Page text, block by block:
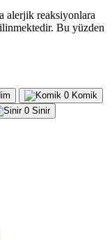
alerjik reaksiyonlara
Bu yüzden
0 Komik
0 Sinir